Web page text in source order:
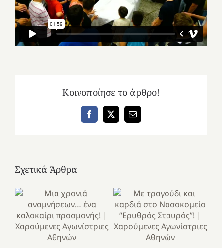
Κοινοποίησε το άρθρο!
Facebook
X Email
Σχετικά Άρθρα